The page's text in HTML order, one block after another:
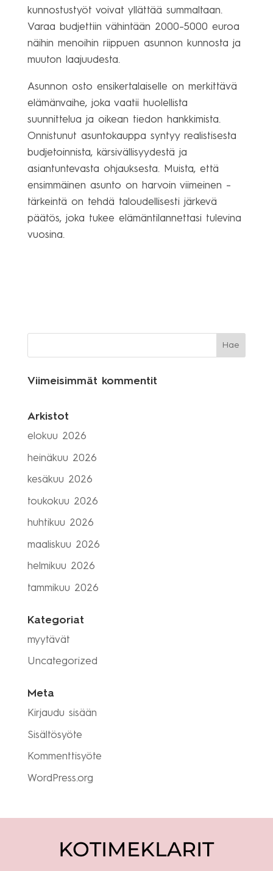
kunnostustyöt voivat yllättää summaltaan.
Varaa budjettiin vähintään 2000–5000 euroa
näihin menoihin riippuen asunnon kunnosta ja
muuton laajuudesta.
Asunnon osto ensikertalaiselle on merkittävä
elämänvaihe, joka vaatii huolellista
suunnittelua ja oikean tiedon hankkimista.
Onnistunut asuntokauppa syntyy realistisesta
budjetoinnista, kärsivällisyydestä ja
asiantuntevasta ohjauksesta. Muista, että
ensimmäinen asunto on harvoin viimeinen –
tärkeintä on tehdä taloudellisesti järkevä
päätös, joka tukee elämäntilannettasi tulevina
vuosina.
Viimeisimmät kommentit
Arkistot
elokuu 2026
heinäkuu 2026
kesäkuu 2026
toukokuu 2026
huhtikuu 2026
maaliskuu 2026
helmikuu 2026
tammikuu 2026
Kategoriat
myytävät
Uncategorized
Meta
Kirjaudu sisään
Sisältösyöte
Kommenttisyöte
WordPress.org
KOTIMEKLARIT